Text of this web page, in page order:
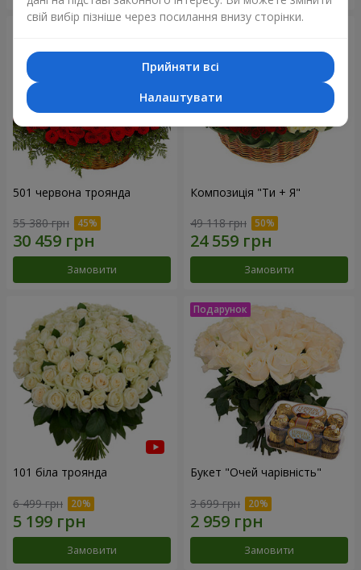
501 червона троянда
55 380 грн
Замовити
Композиція "Ти + Я"
49 118 грн
Замовити
101 біла троянда
6 499 грн
Замовити
Букет "Очей чарівність"
3 699 грн
Замовити
свій вибір пізніше через посилання внизу сторінки.
Прийняти всі
Налаштувати